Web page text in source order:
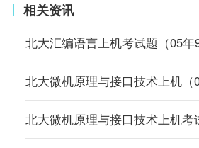
相关资讯
北大汇编语言上机考试题（05年9
北大微机原理与接口技术上机（
北大微机原理与接口技术上机考